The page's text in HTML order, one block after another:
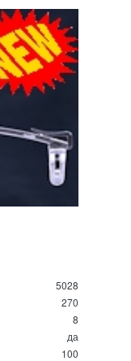
5028
270
8
да
100